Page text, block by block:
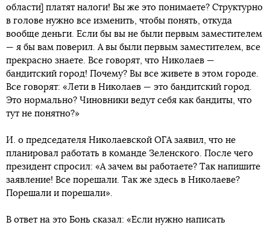
области] платят налоги! Вы же это понимаете? Структурно
в голове нужно все изменить, чтобы понять, откуда
вообще деньги. Если бы вы не были первым заместителем
— я бы вам поверил. А вы были первым заместителем, все
прекрасно знаете. Все говорят, что Николаев —
бандитский город! Почему? Вы все живете в этом городе.
Все говорят: «Лети в Николаев — это бандитский город.
Это нормально? Чиновники ведут себя как бандиты, что
тут не понятно?»
И. о председателя Николаевской ОГА заявил, что не
планировал работать в команде Зеленского. После чего
президент спросил: «А зачем вы работаете? Так напишите
заявление! Все порешали. Так же здесь в Николаеве?
Порешали и порешали».
В ответ на это Бонь сказал: «Если нужно написать